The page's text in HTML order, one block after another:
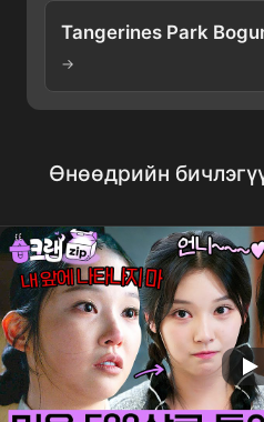
Tangerines Park
→
Өнөөдрийн